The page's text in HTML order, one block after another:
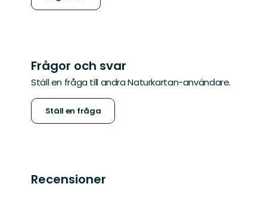
Frågor och svar
Ställ en fråga till andra Naturkartan-användare.
Ställ en fråga
Recensioner